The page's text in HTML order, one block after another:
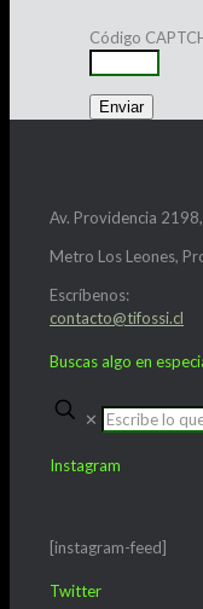
Código
Av. Providencia
Metro Los Leones,
Escríbenos:
contacto@tifossi.cl
Buscas algo en
✕
Instagram
[instagram-feed]
Twitter